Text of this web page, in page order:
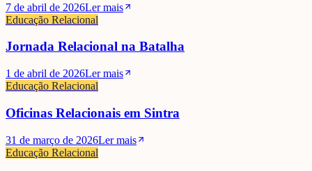
7 de abril de 2026Ler mais
Educação Relacional
Jornada Relacional na Batalha
1 de abril de 2026Ler mais
Educação Relacional
Oficinas Relacionais em Sintra
31 de março de 2026Ler mais
Educação Relacional